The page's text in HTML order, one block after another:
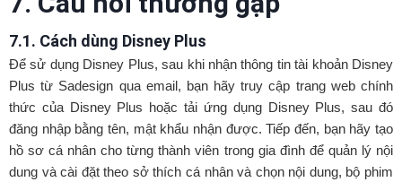
7.1. Cách dùng Disney Plus
Để sử dụng Disney Plus, sau khi nhận thông tin tài khoản Disney
Plus từ Sadesign qua email, bạn hãy truy cập trang web chính
thức của Disney Plus hoặc tải ứng dụng Disney Plus, sau đó
đăng nhập bằng tên, mật khẩu nhận được. Tiếp đến, bạn hãy tạo
hồ sơ cá nhân cho từng thành viên trong gia đình để quản lý nội
dung và cài đặt theo sở thích cá nhân và chọn nội dung, bộ phim